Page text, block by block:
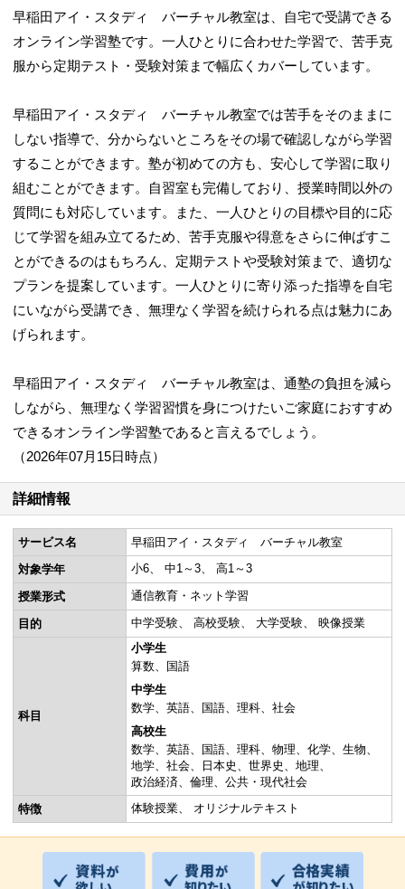
早稲田アイ・スタディ バーチャル教室は、自宅で受講できる
オンライン学習塾です。一人ひとりに合わせた学習で、苦手克
服から定期テスト・受験対策まで幅広くカバーしています。
早稲田アイ・スタディ バーチャル教室では苦手をそのままに
しない指導で、分からないところをその場で確認しながら学習
することができます。塾が初めての方も、安心して学習に取り
組むことができます。自習室も完備しており、授業時間以外の
質問にも対応しています。また、一人ひとりの目標や目的に応
じて学習を組み立てるため、苦手克服や得意をさらに伸ばすこ
とができるのはもちろん、定期テストや受験対策まで、適切な
プランを提案しています。一人ひとりに寄り添った指導を自宅
にいながら受講でき、無理なく学習を続けられる点は魅力にあ
げられます。
早稲田アイ・スタディ バーチャル教室は、通塾の負担を減ら
しながら、無理なく学習習慣を身につけたいご家庭におすすめ
できるオンライン学習塾であると言えるでしょう。
（2026年07月15日時点）
詳細情報
サービス名
早稲田アイ・スタディ バーチャル教室
対象学年
小6 中1～3 高1～3
授業形式 通信教育・ネット学習
目的 中学受験 高校受験 大学受験 映像授業
科目
小学生
算数
国語
中学生
数学
英語 国語 理科
社会
高校生
数学
英語 国語 理科 物理 化学
生物
地学
社会 日本史 世界史
地理
政治経済
倫理
公共・現代社会
特徴
体験授業 オリジナルテキスト